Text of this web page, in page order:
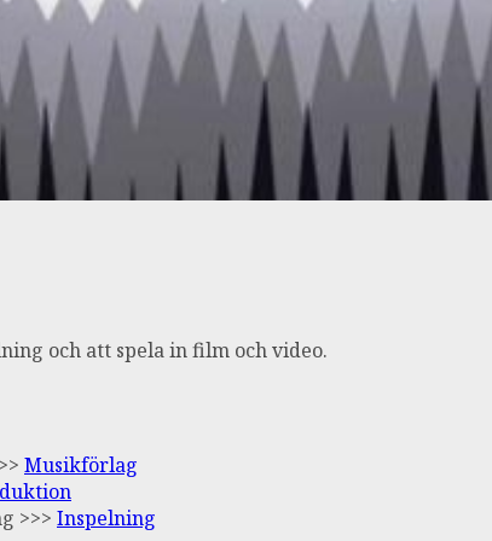
och att spela in film och video.
Musikförlag
>>> Inspelning